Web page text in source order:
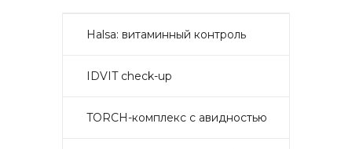
Halsa: витаминный контроль
IDVIT check-up
TORCH-комплекс с авидностью